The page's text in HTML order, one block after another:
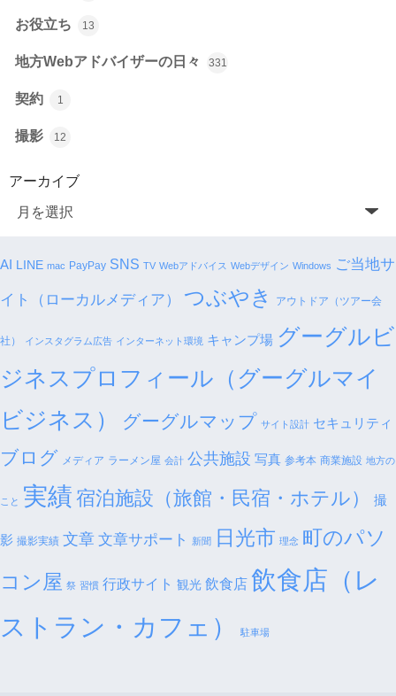
お役立ち 13
地方Webアドバイザーの日々 331
契約 1
撮影 12
アーカイブ
AI LINE mac PayPay SNS TV Webアドバイス Webデザイン Windows ご当地サ
イト（ローカルメディア） つぶやき アウトドア（ツアー会
社） インスタグラム広告 インターネット環境 キャンプ場 グーグルビ
ジネスプロフィール（グーグルマイ
ビジネス）
グーグルマップ サイト設計 セキュリティ
ブログ メディア ラーメン屋 会計 公共施設 写真 参考本 商業施設 地方の
こと 実績 宿泊施設（旅館・民宿・ホテル） 撮
影 撮影実績 文章 文章サポート 新聞 日光市 理念 町のパソ
コン屋 祭 習慣 行政サイト 観光 飲食店 飲食店（レ
ストラン・カフェ）
駐車場